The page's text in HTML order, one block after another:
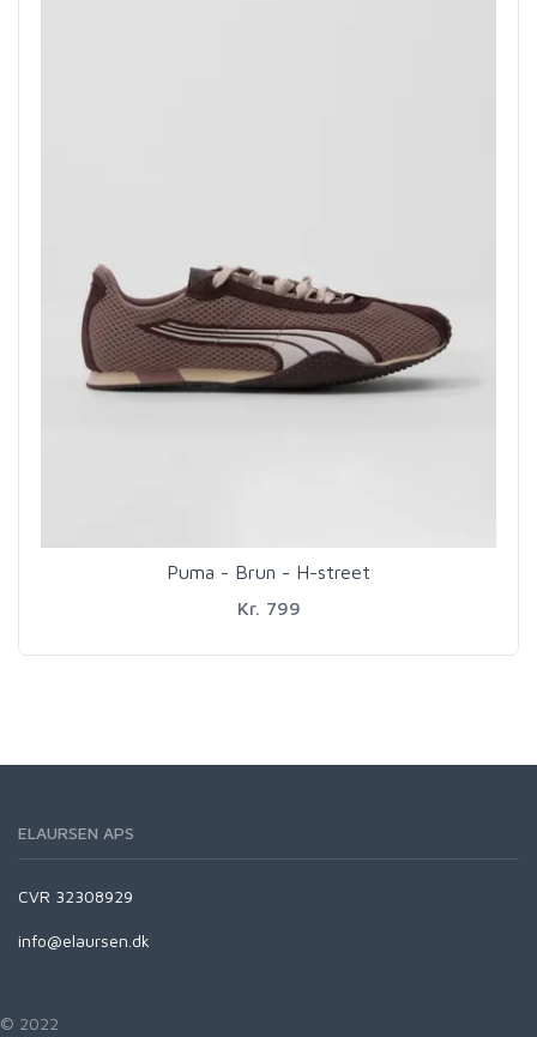
Puma - Brun - H-street
Kr. 799
ELAURSEN APS
CVR 32308929
info@elaursen.dk
© 2022